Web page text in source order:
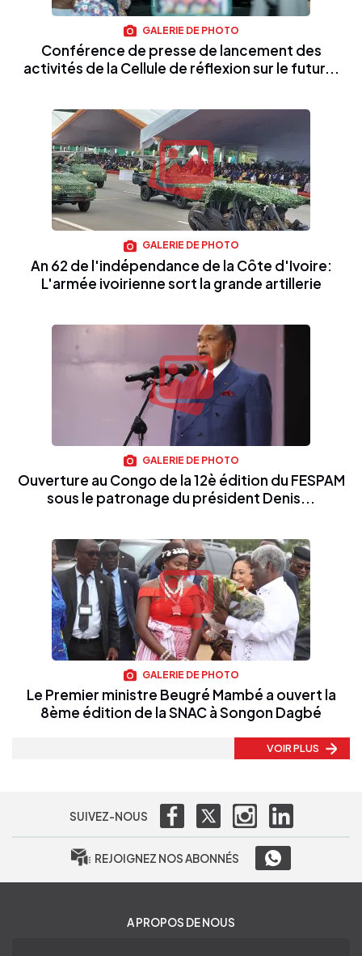
GALERIE DE PHOTO
Conférence de presse de lancement des
activités de la Cellule de réflexion sur le futur...
GALERIE DE PHOTO
An 62 de l'indépendance de la Côte d'Ivoire:
L'armée ivoirienne sort la grande artillerie
GALERIE DE PHOTO
Ouverture au Congo de la 12è édition du FESPAM
sous le patronage du président Denis...
GALERIE DE PHOTO
Le Premier ministre Beugré Mambé a ouvert la
8ème édition de la SNAC à Songon Dagbé
VOIR PLUS
SUIVEZ-NOUS
REJOIGNEZ NOS ABONNÉS
A PROPOS DE NOUS